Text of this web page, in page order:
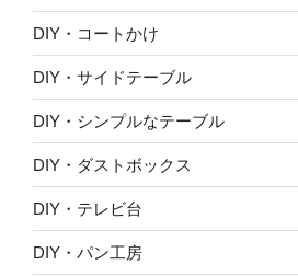
DIY・コートかけ
DIY・サイドテーブル
DIY・シンプルなテーブル
DIY・ダストボックス
DIY・テレビ台
DIY・パン工房